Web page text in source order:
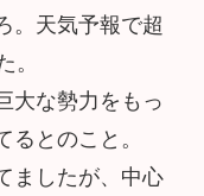
。天気予報で超
。
大な勢力をもっ
とのこと。
ましたが、中心